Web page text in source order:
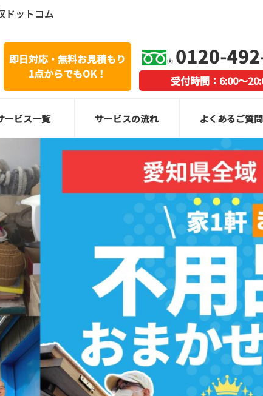
ドットコム
ービス一覧 サービスの流れ よくあるご質問
即日対応・無料お見積もり
1点からでもOK！
受付時間：6:00～